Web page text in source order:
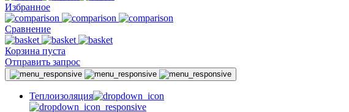
Избранное
Сравнение
Корзина пуста
Отправить запрос
Теплоизоляция